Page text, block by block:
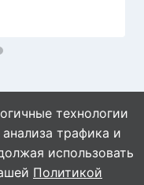
технологии
трафика и
использовать
Политикой